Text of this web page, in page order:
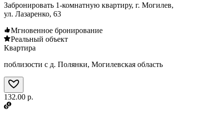
Забронировать 1-комнатную квартиру, г. Могилев,
ул. Лазаренко, 63
Мгновенное бронирование
Реальный объект
Квартира
поблизости с д. Полянки, Могилевская область
132.00 р.